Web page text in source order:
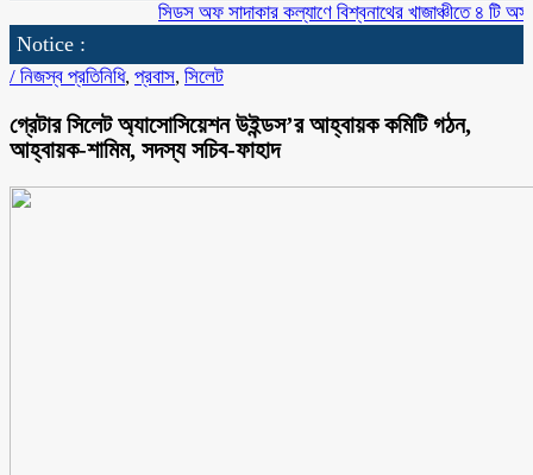
সিডস অফ সাদাকার কল্যাণে বিশ্বনাথের খাজাঞ্চীতে ৪ টি অস্বচ্ছল
Notice :
/ নিজস্ব প্রতিনিধি, প্রবাস, সিলেট
গ্রেটার সিলেট অ্যাসোসিয়েশন উইন্ডস’র আহ্বায়ক কমিটি গঠন,
আহ্বায়ক-শামিম, সদস্য সচিব-ফাহাদ